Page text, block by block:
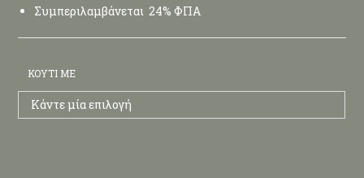
Συμπεριλαμβάνεται 24% ΦΠΑ
ΚΟΥΤΊ ΜΕ
Κάντε μία επιλογή